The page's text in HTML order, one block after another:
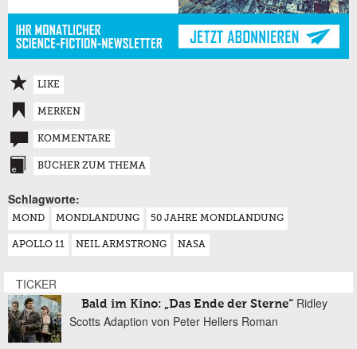
LIKE
MERKEN
KOMMENTARE
BÜCHER ZUM THEMA
Schlagworte:
MOND MONDLANDUNG 50 JAHRE MONDLANDUNG
APOLLO 11 NEIL ARMSTRONG NASA
TICKER
Bald im Kino: „Das Ende der Sterne“ Ridley
Scotts Adaption von Peter Hellers Roman